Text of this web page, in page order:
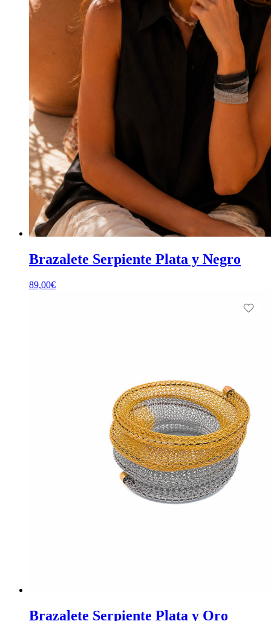
Brazalete Serpiente Plata y Negro
89,00€
Brazalete Serpiente Plata y Oro